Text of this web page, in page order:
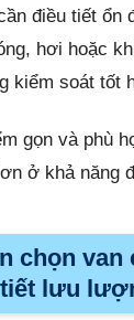
điều tiết ổn
hơi hoặc
kiểm soát tốt
gọn và phù
ở khả năng
chọn van
tiết lưu